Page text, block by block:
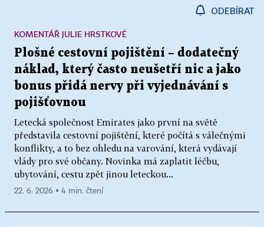
ODEBÍRAT
Plošné cestovní pojištění – dodatečný
náklad, který často neušetří nic a jako
bonus přidá nervy při vyjednávání s
pojišťovnou
Letecká společnost Emirates jako první na světě
představila cestovní pojištění, které počítá s válečnými
konflikty, a to bez ohledu na varování, která vydávají
vlády pro své občany. Novinka má zaplatit léčbu,
ubytování, cestu zpět jinou leteckou...
KOMENTÁŘ JULIE HRSTKOVÉ
22. 6. 2026 ▪ 4 min. čtení